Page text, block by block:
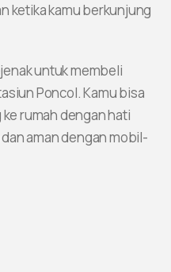
ketika kamu berkunjung
untuk membeli
Poncol. Kamu bisa
rumah dengan hati
aman dengan mobil-